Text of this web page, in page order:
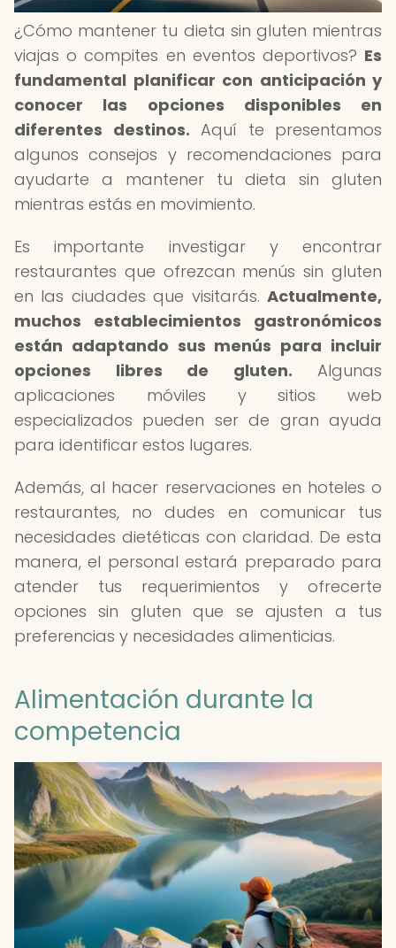
¿Cómo mantener tu dieta sin gluten mientras
viajas o compites en eventos deportivos? Es
fundamental planificar con anticipación y
conocer las opciones disponibles en
diferentes destinos. Aquí te presentamos
algunos consejos y recomendaciones para
ayudarte a mantener tu dieta sin gluten
mientras estás en movimiento.
Es importante investigar y encontrar
restaurantes que ofrezcan menús sin gluten
en las ciudades que visitarás. Actualmente,
muchos establecimientos gastronómicos
están adaptando sus menús para incluir
opciones libres de gluten. Algunas
aplicaciones móviles y sitios web
especializados pueden ser de gran ayuda
para identificar estos lugares.
Además, al hacer reservaciones en hoteles o
restaurantes, no dudes en comunicar tus
necesidades dietéticas con claridad. De esta
manera, el personal estará preparado para
atender tus requerimientos y ofrecerte
opciones sin gluten que se ajusten a tus
preferencias y necesidades alimenticias.
Alimentación durante la
competencia